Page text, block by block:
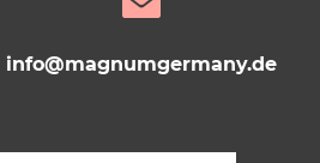
info@magnumgermany.de